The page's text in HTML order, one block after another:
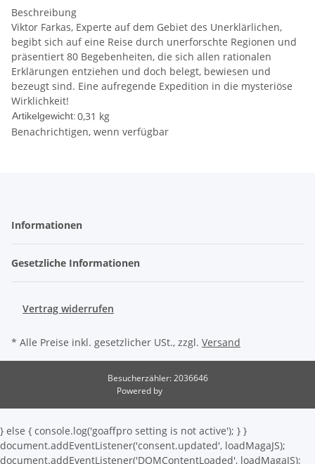
Beschreibung
Viktor Farkas, Experte auf dem Gebiet des Unerklärlichen,
begibt sich auf eine Reise durch unerforschte Regionen und
präsentiert 80 Begebenheiten, die sich allen rationalen
Erklärungen entziehen und doch belegt, bewiesen und
bezeugt sind. Eine aufregende Expedition in die mysteriöse
Wirklichkeit!
Artikelgewicht:0,31 kg
Benachrichtigen, wenn verfügbar
Informationen
Gesetzliche Informationen
Vertrag widerrufen
* Alle Preise inkl. gesetzlicher USt., zzgl. Versand
Besucherzähler: 2036646
Powered by
} else { console.log('goaffpro setting is not active'); } }
document.addEventListener('consent.updated', loadMagaJS);
document.addEventListener('DOMContentLoaded', loadMagaJS);